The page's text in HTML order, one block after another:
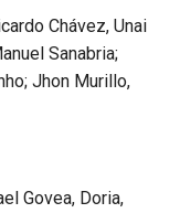
Chávez, Unai
Sanabria;
Jhon Murillo,
Govea, Doria,